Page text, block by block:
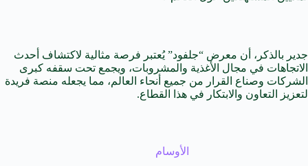
جدير بالذكر، أن معرض “جلفود” يُعتبر فرصة مثالية لاكتشاف أحدث
الاتجاهات في مجال الأغذية والمشروبات، ويجمع تحت سقفه كبرى
الشركات وصناع القرار من جميع أنحاء العالم، مما يجعله منصة فريدة
لتعزيز التعاون والابتكار في هذا القطاع.
الأوسام